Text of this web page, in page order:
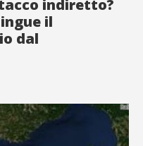
indiretto?
il
dal